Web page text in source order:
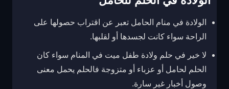
الولادة في منام الحامل تعبر عن اقتراب حصولها على
الراحة سواء كانت لجسدها أو لقلبها.
لا خير في حلم ولادة طفل ميت في المنام سواء كان
الحلم لحامل أو عزباء أو متزوجة فالحلم يحمل معنى
وصول أخبار غير سارة.